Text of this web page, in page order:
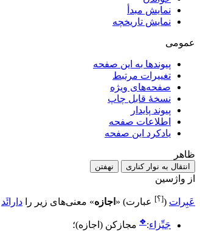
نمایش مبدأ
نمایش تاریخچه
عمومی
پیوندها به این صفحه
تغییرات مرتبط
صفحه‌های ویژه
نسخهٔ قابل چاپ
پیوند پایدار
اطلاعات صفحه
یادکرد این صفحه
ظاهر
انتقال به نوار کناری نهفتن
از واژسین
عَبِرات ([؟] عبارت)
« اجازه» معنی‌های زیر را دارائَد
جَیِّزاء:
❖ مجازکن (اجازه)؛